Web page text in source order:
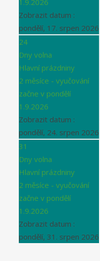
1.9.2026
Zobrazit datum :
pondělí, 17. srpen 2026
24
Dny volna
Hlavní prázdniny
2 měsíce - vyučování
začne v pondělí
1.9.2026
Zobrazit datum :
pondělí, 24. srpen 2026
31
Dny volna
Hlavní prázdniny
2 měsíce - vyučování
začne v pondělí
1.9.2026
Zobrazit datum :
pondělí, 31. srpen 2026